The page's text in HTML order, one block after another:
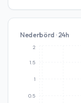
Nederbörd · 24h
0.5
1
1.5
2